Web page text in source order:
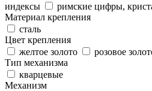
индексы
римские цифры,
Материал крепления
сталь
Цвет крепления
желтое золото
розовое
Тип механизма
кварцевые
Механизм